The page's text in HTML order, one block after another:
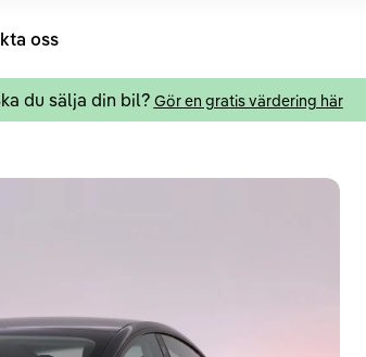
oss
du sälja din bil? Gör en gratis värdering här